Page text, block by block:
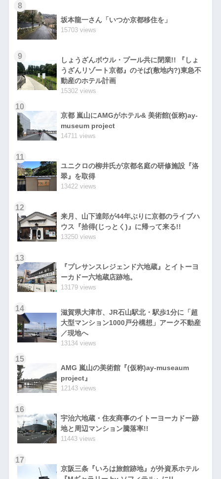
8
坂本龍一さん「いつか京都移住を」
15703 views
9
しょうざんボウル・プール共に閉業!! 『しょ
うざんリゾート京都』のそば(敷地内?)東急不
動産のホテル計画
15302 views
10
京都 嵐山にAMGがホテル& 美術館(仮称)ay-
museum project
14711 views
11
ユニクロの柳井氏が京都名庭の研修施設『洛
翠』を取得
13422 views
12
来月、山下達郎が44年ぶりに京都のライブハ
ウス『拾得(じっとく)』に帰って来る!!
13250 views
13
『プレサンスレジェンド六地蔵』とイトーヨ
ーカドー六地蔵店跡地。
13179 views
14
滋賀県大津市、JR石山駅北・駅歩1分に「超
大型マンション1000戸分構想」アーク不動産
／現地へ
13134 views
15
AMG 嵐山の美術館『(仮称)ay-museaum
project』
12143 views
16
宇治六地蔵・住友商事のイトーヨーカドー跡
地と周辺マンション騰落率!!
11443 views
17
京阪三条『いろは旅館跡地』が外資系ホテル